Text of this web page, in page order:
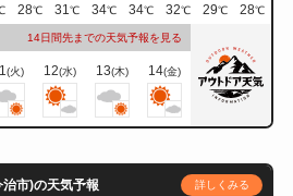
28℃ 31℃ 34℃ 34℃ 32℃ 29℃ 28℃
14日間先までの天気予報を見る
(火) 12(水) 13(木) 14(金)
市)の天気予報 詳しくみる